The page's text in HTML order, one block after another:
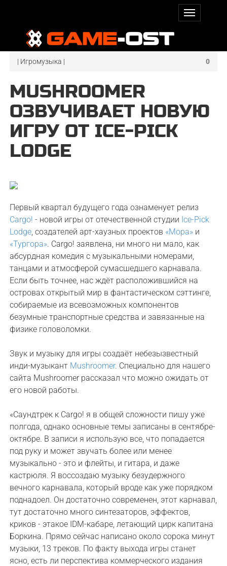
0
| Игромузыка |
MUSHROOMER
ОЗВУЧИВАЕТ НОВУЮ
ИГРУ ОТ ICE-PICK
LODGE
Первый квартал будущего года ознаменует релиз
Cargo! - новой игры от отечественной студии Ice-Pick
Lodge, создателей арт-хаузных проектов «Мора» и
«Тургора». Cargo! заявлена, ни много ни мало, как
абсурдная комедия с музыкальными номерами,
танцами и атмосферой сумасшедшего карнавала.
Если быть точнее, нас ждёт расположившийся на
островах открытый мир в фантастическом сэттинге,
собираемые из всевозможных компонентов
безумные транспортные средства и завязанные на
физике головоломки.
Звук и музыку для игры создаёт небезызвестный
инди-музыкант Mushroomer. Специально для нашего
сайта Mushroomer рассказал что можно ожидать от
его новой работы.
«Саундтрек к Cargo! я в общей сложности пишу уже
полгода, однако основные темы записаны в сентябре-
октябре. В записи я использую все, что попадается
под руку и может звучать более или менее
музыкально - это и флейты, и гитара, и даже
кастрюля. Я воссоздаю музыку безудержного
вечного карнавала, который вроде как уже порядком
поднадоел. Он достаточно современен, этот карнавал,
тут достаточно много синтезаторов, эффектов,
криков - этакое IDM-кабаре, летающий цирк капитана
Боркина. Прямо сейчас написано около сорока минут
музыки, 13 треков. По факту выхода игры станет
ясно, есть ли перспектива коммерческого издания